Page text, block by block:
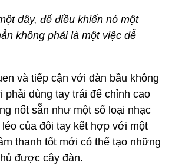
dây, để điều khiển nó một
không phải là một việc dễ
và tiếp cận với đàn bầu không
phải dùng tay trái để chỉnh cao
nốt sẵn như một số loại nhạc
của đôi tay kết hợp với một
thanh tốt mới có thể tạo những
được cây đàn.